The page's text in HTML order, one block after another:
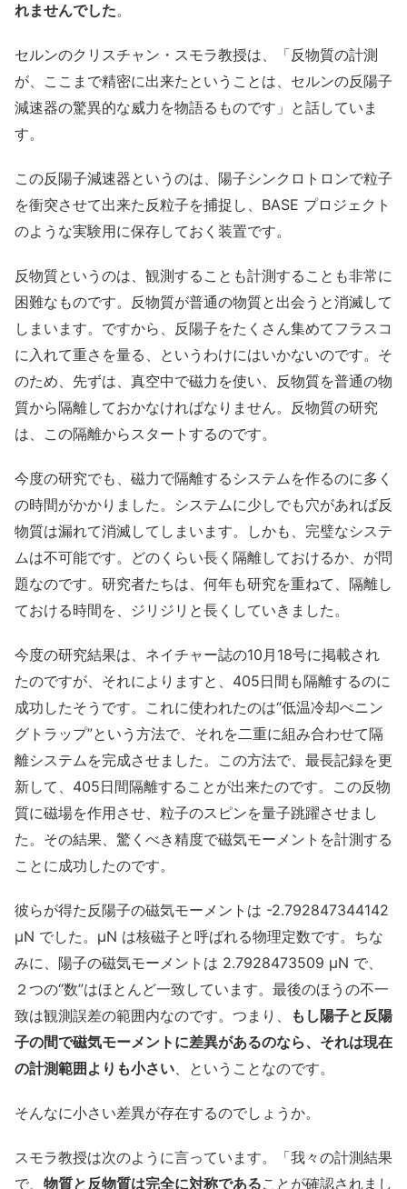
れませんでした。
セルンのクリスチャン・スモラ教授は、「反物質の計測
が、ここまで精密に出来たということは、セルンの反陽子
減速器の驚異的な威力を物語るものです」と話していま
す。
この反陽子減速器というのは、陽子シンクロトロンで粒子
を衝突させて出来た反粒子を捕捉し、BASE プロジェクト
のような実験用に保存しておく装置です。
反物質というのは、観測することも計測することも非常に
困難なものです。反物質が普通の物質と出会うと消滅して
しまいます。ですから、反陽子をたくさん集めてフラスコ
に入れて重さを量る、というわけにはいかないのです。そ
のため、先ずは、真空中で磁力を使い、反物質を普通の物
質から隔離しておかなければなりません。反物質の研究
は、この隔離からスタートするのです。
今度の研究でも、磁力で隔離するシステムを作るのに多く
の時間がかかりました。システムに少しでも穴があれば反
物質は漏れて消滅してしまいます。しかも、完璧なシステ
ムは不可能です。どのくらい長く隔離しておけるか、が問
題なのです。研究者たちは、何年も研究を重ねて、隔離し
ておける時間を、ジリジリと長くしていきました。
今度の研究結果は、ネイチャー誌の10月18号に掲載され
たのですが、それによりますと、405日間も隔離するのに
成功したそうです。これに使われたのは“低温冷却ぺニン
グトラップ”という方法で、それを二重に組み合わせて隔
離システムを完成させました。この方法で、最長記録を更
新して、405日間隔離することが出来たのです。この反物
質に磁場を作用させ、粒子のスピンを量子跳躍させまし
た。その結果、驚くべき精度で磁気モーメントを計測する
ことに成功したのです。
彼らが得た反陽子の磁気モーメントは -2.792847344142
μN でした。μN は核磁子と呼ばれる物理定数です。ちな
みに、陽子の磁気モーメントは 2.7928473509 μN で、
２つの“数”はほとんど一致しています。最後のほうの不一
致は観測誤差の範囲内なのです。つまり、
もし陽子と反陽
子の間で磁気モーメントに差異があるのなら、それは現在
の計測範囲よりも小さい、ということなのです。
そんなに小さい差異が存在するのでしょうか。
スモラ教授は次のように言っています。「我々の計測結果
で、 物質と反物質は完全に対称であることが確認されまし